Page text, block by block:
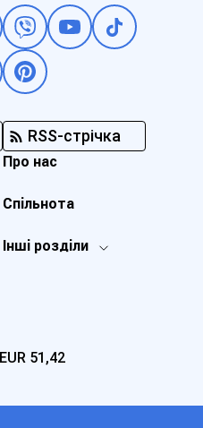
RSS-стрічка
Інші розділи
Про нас
Спільнота
EUR 51,42